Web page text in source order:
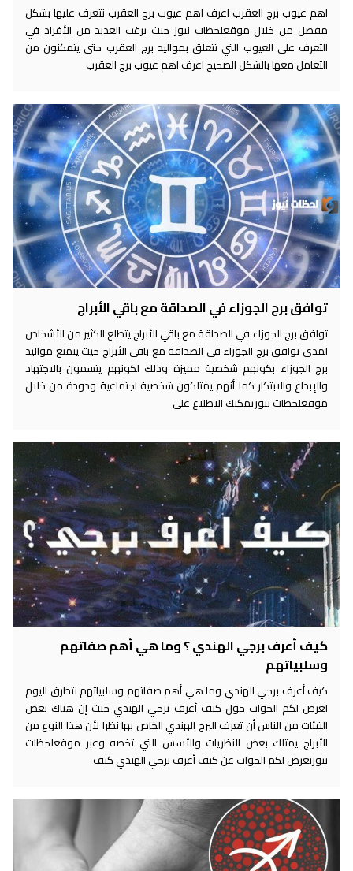
اهم عيوب برج العقرب اعرف اهم عيوب برج العقرب نتعرف عليها بشكل
مفصل من خلال موقعلحظات نيوز حيث يرغب العديد من الأفراد في
التعرف على العيوب التي تتعلق بمواليد برج العقرب حتى يتمكنون من
التعامل معها بالشكل الصحيح اعرف اهم عيوب برج العقرب
توافق برج الجوزاء في الصداقة مع باقي الأبراج
توافق برج الجوزاء في الصداقة مع باقي الأبراج يتطلع الكثير من الأشخاص
لمدى توافق برج الجوزاء في الصداقة مع باقي الأبراج حيث يتمتع مواليد
برج الجوزاء بكونهم شخصية مميزة وذلك لكونهم يتسمون بالاجتهاد
والإبداع والابتكار كما أنهم يمتلكون شخصية اجتماعية ودودة من خلال
موقعلحظات نيوزيمكنك الاطلاع على
كيف أعرف برجي الهندي ؟ وما هي أهم صفاتهم
وسلبياتهم
كيف أعرف برجي الهندي وما هي أهم صفاتهم وسلبياتهم نتطرق اليوم
لعرض لكم الجواب حول كيف أعرف برجي الهندي حيث إن هناك بعض
الفئات من الناس أن تعرف البرج الهندي الخاص بها نظرا لأن هذا النوع من
الأبراج يمتلك بعض النظريات والأسس التي تخصه وعبر موقعلحظات
نيوزنعرض لكم الحواب عن كيف أعرف برجي الهندي كيف